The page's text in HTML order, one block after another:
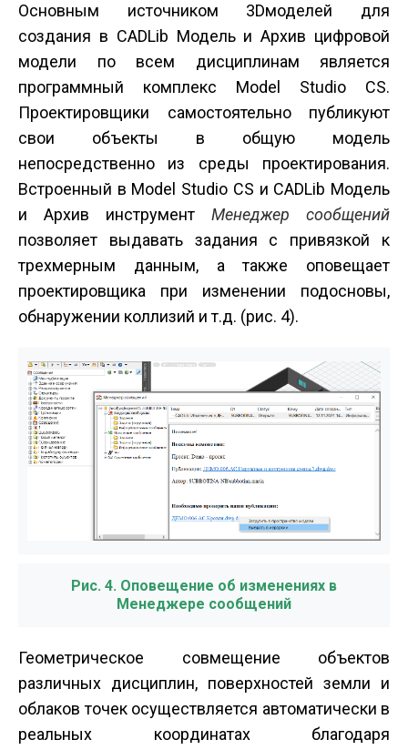
Основным источником 3D­моделей для
создания в CADLib Модель и Архив цифровой
модели по всем дисциплинам является
программный комплекс Model Studio CS.
Проектировщики самостоятельно публикуют
свои объекты в общую модель
непосредственно из среды проектирования.
Встроенный в Model Studio CS и CADLib Модель
и Архив инструмент Менеджер сообщений
позволяет выдавать задания с привязкой к
трехмерным данным, а также оповещает
проектировщика при изменении подосновы,
обнаружении коллизий и т.д. (рис. 4).
Рис. 4. Оповещение об изменениях в
Менеджере сообщений
Геометрическое совмещение объектов
различных дисциплин, поверхностей земли и
облаков точек осуществляется автоматически в
реальных координатах благодаря